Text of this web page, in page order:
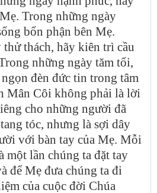
Trong những ngày
bổn phận bên Mẹ.
thách, hãy kiên trì cầu
những ngày tăm tối,
đèn đức tin trong tâm
Mân Côi không phải là lời
cho những người đã
tóc, nhưng là sợi dây
với bàn tay của Mẹ. Mỗi
lần chúng ta đặt tay
để Mẹ đưa chúng ta đi
của cuộc đời Chúa